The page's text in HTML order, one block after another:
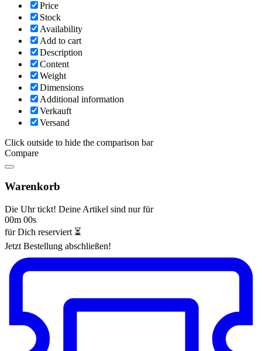
Price
Stock
Availability
Add to cart
Description
Content
Weight
Dimensions
Additional information
Verkauft
Versand
Click outside to hide the comparison bar
Compare
Warenkorb
Die Uhr tickt! Deine Artikel sind nur für
00m 00s
für Dich reserviert ⏳
Jetzt Bestellung abschließen!